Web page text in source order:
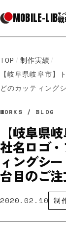
MOBILE-LIBモ
TOP / 制作実績/
【岐阜県岐阜市】
どのカッティング
WORKS / BLOG
【岐阜県
社名ロゴ
ィングシ
台目のご
2020.02.10 制